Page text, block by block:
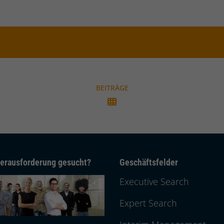
BEITRÄGE
gesucht? Geschäftsfelder
Executive Search
Expert Search